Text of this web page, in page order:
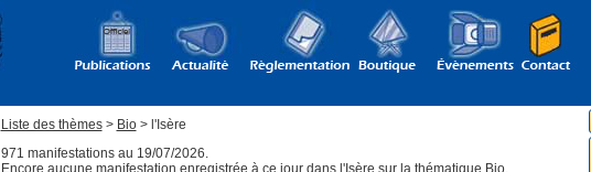
Liste des thèmes> Bio> l'Isère
971 manifestations au 19/07/2026.
Encore aucune manifestation enregistrée à ce jour dans l'Isère sur la thématique Bio.